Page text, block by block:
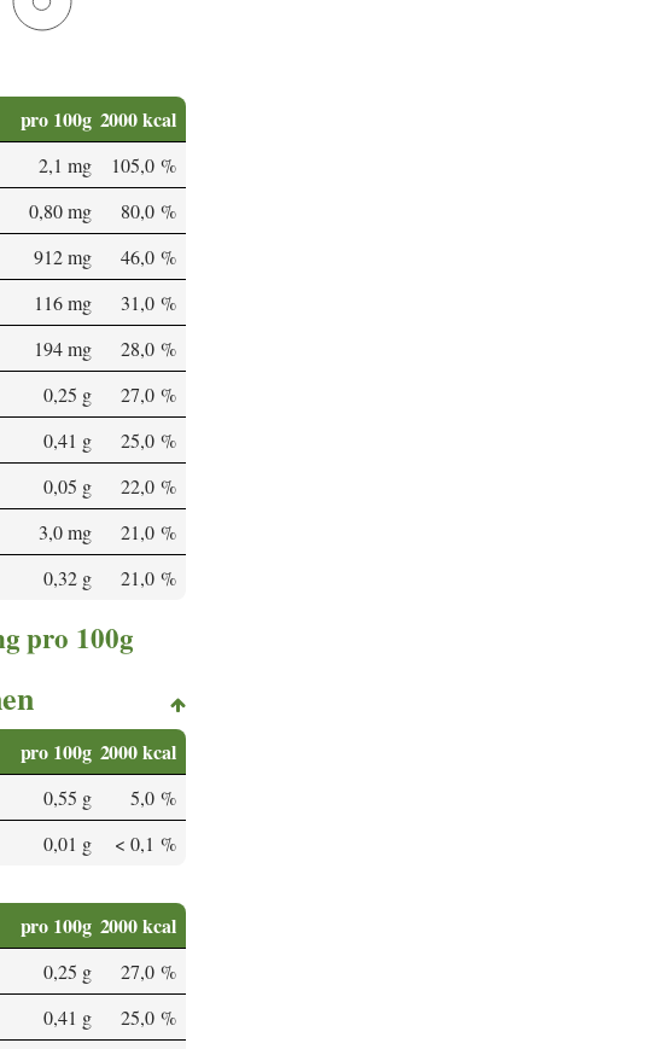
pro 100g 2000 kcal
2,1 mg
105,0 %
0,80 mg
80,0 %
912 mg
46,0 %
116 mg
31,0 %
194 mg
28,0 %
0,25 g
27,0 %
0,41 g
25,0 %
0,05 g
22,0 %
3,0 mg
21,0 %
0,32 g 21,0 %
pro 100g
pro 100g 2000 kcal
0,55 g
5,0 %
0,01 g < 0,1 %
pro 100g 2000 kcal
0,25 g
27,0 %
0,41 g
25,0 %